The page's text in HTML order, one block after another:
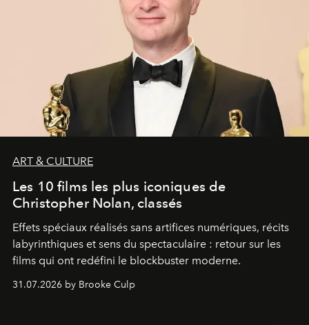
ART & CULTURE
Les 10 films les plus iconiques de
Christopher Nolan, classés
Effets spéciaux réalisés sans artifices numériques, récits
labyrinthiques et sens du spectaculaire : retour sur les
films qui ont redéfini le blockbuster moderne.
31.07.2026 by Brooke Culp